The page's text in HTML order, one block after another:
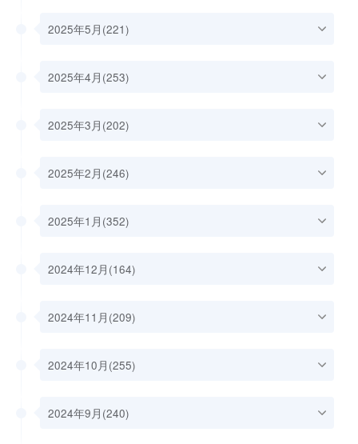
2025年5月(221)
2025年4月(253)
2025年3月(202)
2025年2月(246)
2025年1月(352)
2024年12月(164)
2024年11月(209)
2024年10月(255)
2024年9月(240)